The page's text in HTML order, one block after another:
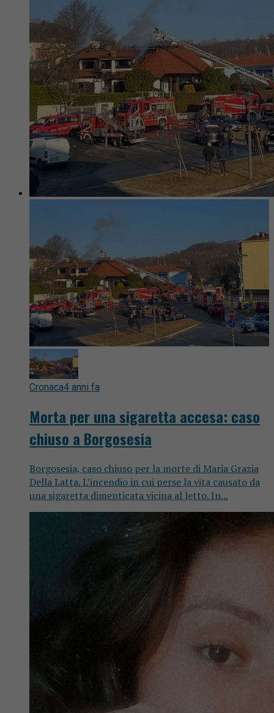
Cronaca4 anni fa
Morta per una sigaretta accesa: caso
chiuso a Borgosesia
Borgosesia, caso chiuso per la morte di Maria Grazia
Della Latta. L’incendio in cui perse la vita causato da
una sigaretta dimenticata vicina al letto. In...